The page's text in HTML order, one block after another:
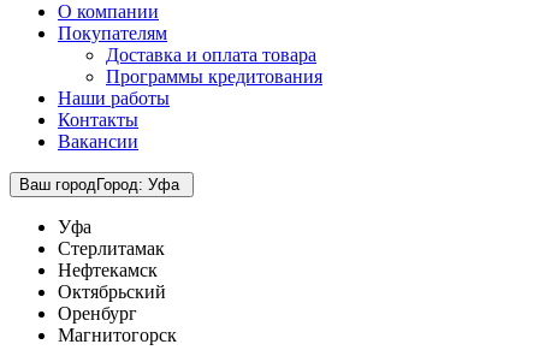
О компании
Покупателям
Доставка и оплата товара
Программы кредитования
Наши работы
Контакты
Вакансии
Ваш городГород: Уфа
Уфа
Стерлитамак
Нефтекамск
Октябрьский
Оренбург
Магнитогорск